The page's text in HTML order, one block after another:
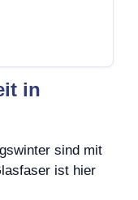
in
sind mit
ist hier